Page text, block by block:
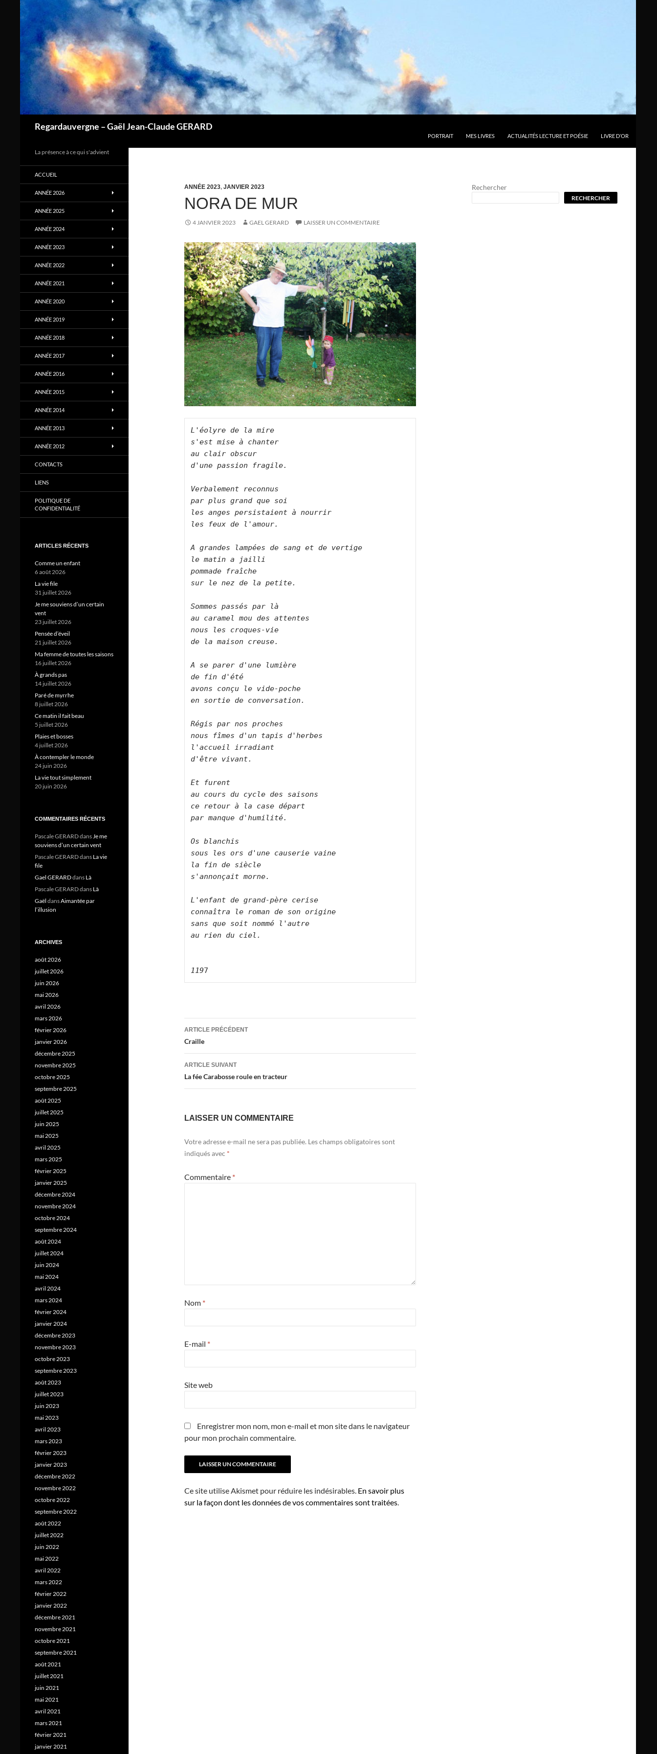
Regardauvergne – Gaël Jean-Claude GERARD
PORTRAIT MES LIVRES ACTUALITÉS LECTURE ET POÉSIE LIVRE D’OR
ANNÉE 2023, JANVIER 2023
NORA DE MUR
4 JANVIER 2023 GAEL GERARD LAISSER UN COMMENTAIRE
L'éolyre de la mire
s'est mise à chanter
au clair obscur
d'une passion fragile.
Verbalement reconnus
par plus grand que soi
les anges persistaient à nourrir
les feux de l'amour.
A grandes lampées de sang et de vertige
le matin a jailli
pommade fraîche
sur le nez de la petite.
Sommes passés par là
au caramel mou des attentes
nous les croques-vie
de la maison creuse.
A se parer d'une lumière
de fin d'été
avons conçu le vide-poche
en sortie de conversation.
Régis par nos proches
nous fîmes d'un tapis d'herbes
l'accueil irradiant
d'être vivant.
Et furent
au cours du cycle des saisons
ce retour à la case départ
par manque d'humilité.
Os blanchis
sous les ors d'une causerie vaine
la fin de siècle
s'annonçait morne.
L'enfant de grand-père cerise
connaîtra le roman de son origine
sans que soit nommé l'autre
au rien du ciel.
119
Navigation
des
articles
ARTICLE PRÉCÉDENT
Craille
ARTICLE SUIVANT
La fée Carabosse roule en tracteur
LAISSER UN COMMENTAIRE
Votre adresse e-mail ne sera pas publiée. Les champs obligatoires sont
indiqués avec *
Commentaire *
Nom *
E-mail *
Site web
Enregistrer mon nom, mon e-mail et mon site dans le navigateur
pour mon prochain commentaire.
Ce site utilise Akismet pour réduire les indésirables. En savoir plus
sur la façon dont les données de vos commentaires sont traitées
Rechercher
RECHERCHER
La présence à ce qui s'advient
ACCUEIL
ANNÉE 2026
ANNÉE 2025
ANNÉE 2024
ANNÉE 2023
ANNÉE 2022
ANNÉE 2021
ANNÉE 2020
ANNÉE 2019
ANNÉE 2018
ANNÉE 2017
ANNÉE 2016
ANNÉE 2015
ANNÉE 2014
ANNÉE 2013
ANNÉE 2012
CONTACTS
LIENS
POLITIQUE DE
CONFIDENTIALITÉ
ARTICLES RÉCENTS
Comme un enfant
6 août 2026
La vie file
31 juillet 2026
Je me souviens d’un certain
vent
23 juillet 2026
Pensée d’éveil
21 juillet 2026
Ma femme de toutes les saisons
16 juillet 2026
À grands pas
14 juillet 2026
Paré de myrrhe
8 juillet 2026
Ce matin il fait beau
5 juillet 2026
Plaies et bosses
4 juillet 2026
À contempler le monde
24 juin 2026
La vie tout simplement
20 juin 2026
COMMENTAIRES RÉCENTS
Pascale GERARDdansJe me
souviens d’un certain vent
Pascale GERARDdans La vie
file
Gael GERARDdans Là
Pascale GERARDdans Là
Gaël dansAimantée par
l’illusion
ARCHIVES
août 2026
juillet 2026
juin 2026
mai 2026
avril 2026
mars 2026
février 2026
janvier 2026
décembre 2025
novembre 2025
octobre 2025
septembre 2025
août 2025
juillet 2025
juin 2025
mai 2025
avril 2025
mars 2025
février 2025
janvier 2025
décembre 2024
novembre 2024
octobre 2024
septembre 2024
août 2024
juillet 2024
juin 2024
mai 2024
avril 2024
mars 2024
février 2024
janvier 2024
décembre 2023
novembre 2023
octobre 2023
septembre 2023
août 2023
juillet 2023
juin 2023
mai 2023
avril 2023
mars 2023
février 2023
janvier 2023
décembre 2022
novembre 2022
octobre 2022
septembre 2022
août 2022
juillet 2022
juin 2022
mai 2022
avril 2022
mars 2022
février 2022
janvier 2022
décembre 2021
novembre 2021
octobre 2021
septembre 2021
août 2021
juillet 2021
juin 2021
mai 2021
avril 2021
mars 2021
février 2021
janvier 2021